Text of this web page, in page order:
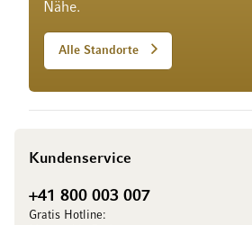
Nähe.
Alle Standorte
Kundenservice
+41 800 003 007
Gratis Hotline: